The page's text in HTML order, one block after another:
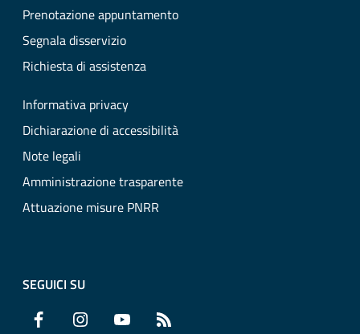
Prenotazione appuntamento
Segnala disservizio
Richiesta di assistenza
Informativa privacy
Dichiarazione di accessibilità
Note legali
Amministrazione trasparente
Attuazione misure PNRR
SEGUICI SU
Facebook Instagram YouTube